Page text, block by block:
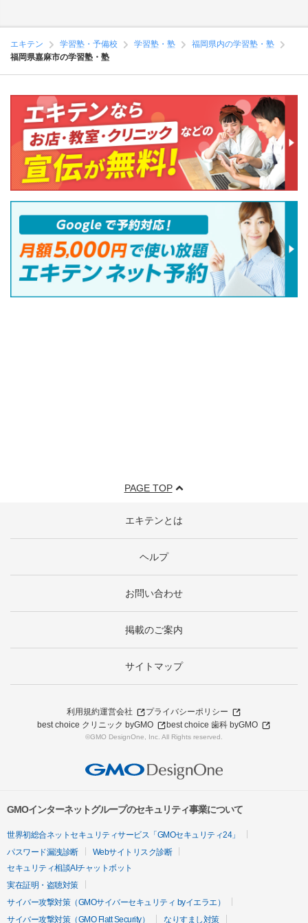
エキテン 学習塾・予備校 学習塾・塾
福岡県内の学習塾・塾
福岡県嘉麻市の学習塾・塾
PAGE TOP
エキテンとは
ヘルプ
お問い合わせ
掲載のご案内
サイトマップ
利用規約運営会社
プライバシーポリシー
best choice クリニック byGMO
best choice 歯科 byGMO
©GMO DesignOne, Inc. All Rights reserved.
GMOインターネットグループのセキュリティ事業について
世界初総合ネットセキュリティサービス「GMOセキュリティ24」
パスワード漏洩診断
Webサイトリスク診断
セキュリティ相談AIチャットボット
実在証明・盗聴対策
サイバー攻撃対策（GMOサイバーセキュリティ byイエラエ）
サイバー攻撃対策（GMO Flatt Security）
なりすまし対策